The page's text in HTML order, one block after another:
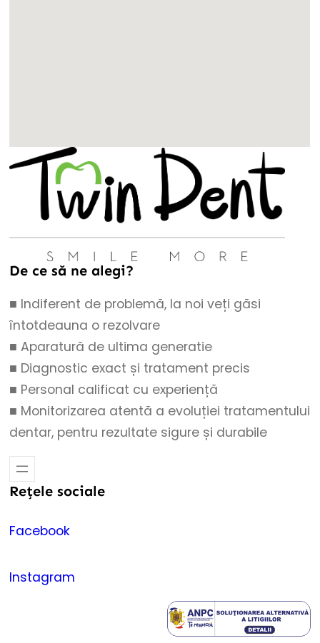
De ce să ne alegi?
■ Indiferent de problemă, la noi veți găsi
întotdeauna o rezolvare
■ Aparatură de ultima generatie
■ Diagnostic exact și tratament precis
■ Personal calificat cu experiență
■ Monitorizarea atentă a evoluției tratamentului
dentar, pentru rezultate sigure și durabile
Rețele sociale
Facebook
Instagram